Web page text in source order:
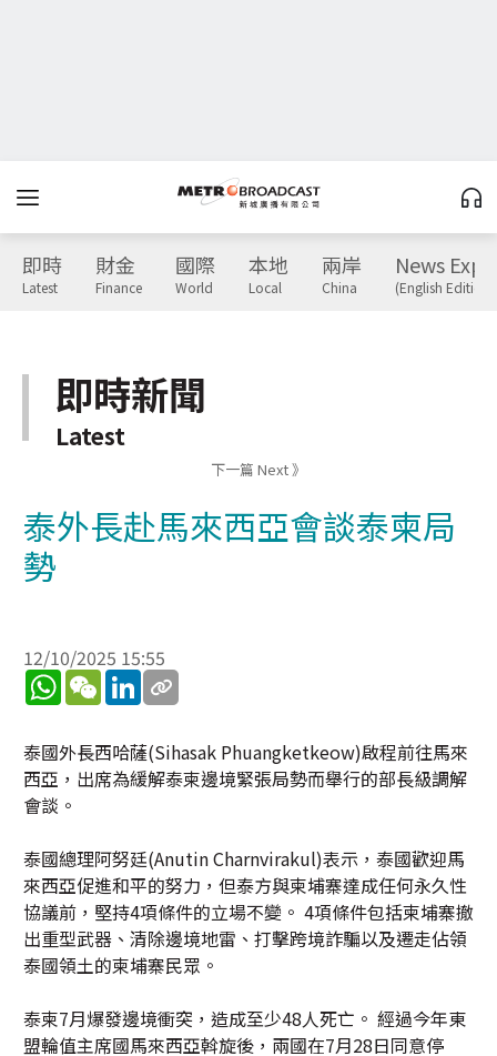
即時
Latest
財金
Finance
國際
World
本地
Local
兩岸
China
News
(English Edition)
即時新聞
Latest
下一篇 Next 》
泰外長赴馬來西亞會談泰柬局
勢
12/10/2025 15:55
WhatsApp
WeChatLinkedIn
泰國外長西哈薩(Sihasak Phuangketkeow)啟程前往馬來
西亞，出席為緩解泰柬邊境緊張局勢而舉行的部長級調解
會談。
泰國總理阿努廷(Anutin Charnvirakul)表示，泰國歡迎馬
來西亞促進和平的努力，但泰方與柬埔寨達成任何永久性
協議前，堅持4項條件的立場不變。 4項條件包括柬埔寨撤
出重型武器、清除邊境地雷、打擊跨境詐騙以及遷走佔領
泰國領土的柬埔寨民眾。
泰柬7月爆發邊境衝突，造成至少48人死亡。 經過今年東
盟輪值主席國馬來西亞斡旋後，兩國在7月28日同意停